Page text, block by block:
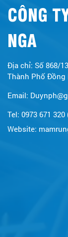
CÔNG
NGA
Địa chỉ: Số 868/
Thành Phố Đồng
Email:
Tel: 0973 671 320
Website: